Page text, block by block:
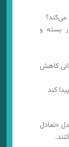
می‌کند؟
بسته و
کاهش
کند
«تعادل